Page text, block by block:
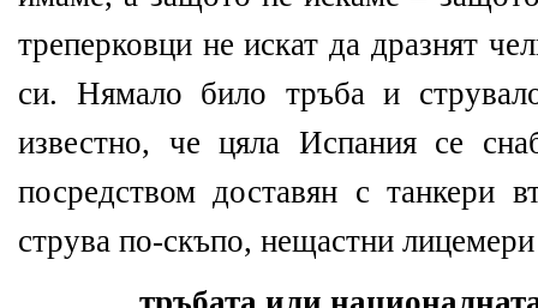
треперковци не искат да дразнят
си. Нямало било тръба и
известно, че цяла Испания се
посредством доставян с танкери
струва по-скъпо, нещастни